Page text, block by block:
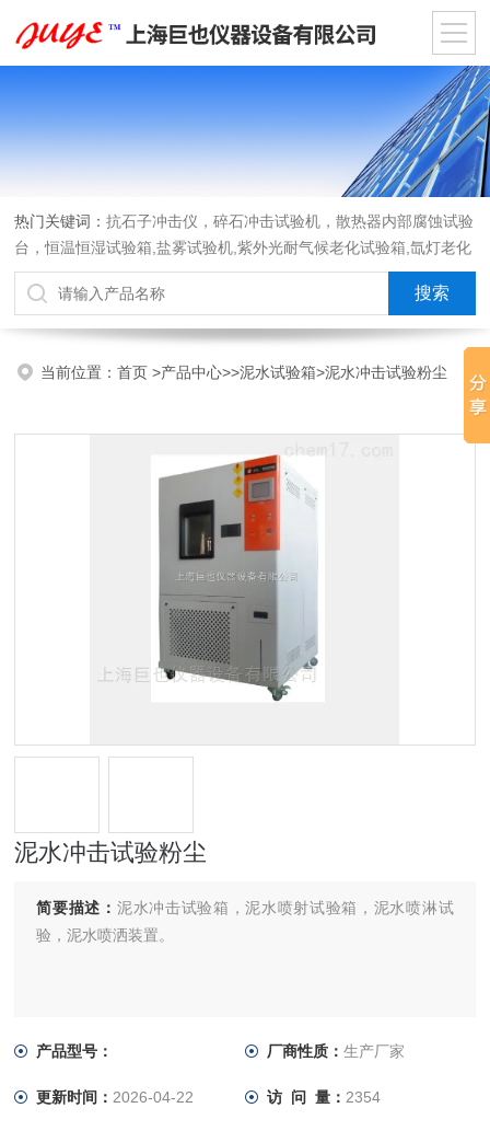
热门关键词：抗石子冲击仪，碎石冲击试验机，散热器内部腐蚀试验
台，恒温恒湿试验箱,盐雾试验机,紫外光耐气候老化试验箱,氙灯老化
试验箱，沙尘试验箱，淋雨试验箱，汽车内饰材料燃烧试验机
当前位置：首页>产品中心>>泥水试验箱>泥水冲击试验粉尘
泥水冲击试验粉尘
简要描述： 泥水冲击试验箱，泥水喷射试验箱，泥水喷淋试
验，泥水喷洒装置。
产品型号： 厂商性质： 生产厂家
更新时间： 2026-04-22 访 问 量： 2354